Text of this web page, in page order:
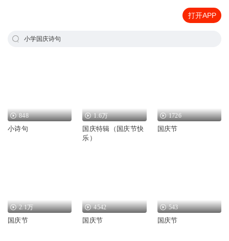
打开APP
小学国庆诗句
848
小诗句
1.6万
国庆特辑（国庆节快
乐）
1726
国庆节
2.1万
国庆节
4542
国庆节
543
国庆节